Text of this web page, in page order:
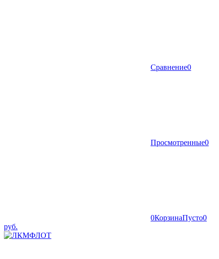
Сравнение0
Просмотренные0
0КорзинаПусто0
руб.